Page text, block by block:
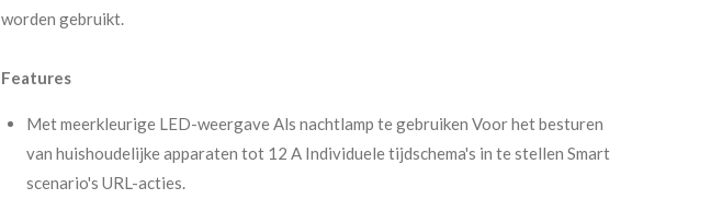
worden gebruikt.
Features
Met meerkleurige LED-weergave Als nachtlamp te gebruiken Voor het besturen
van huishoudelijke apparaten tot 12 A Individuele tijdschema's in te stellen Smart
scenario's URL-acties.